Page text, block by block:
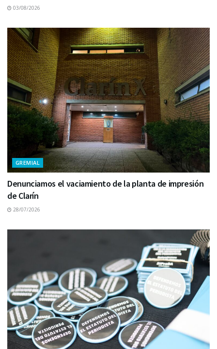
03/08/2026
GREMIAL
Denunciamos el vaciamiento de la planta de impresión
de Clarín
28/07/2026